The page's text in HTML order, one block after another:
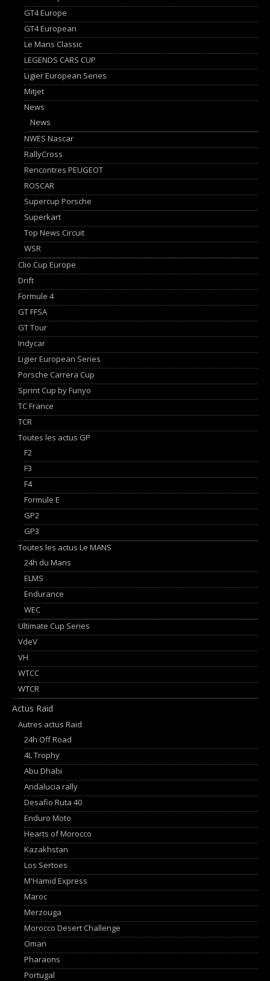
GT4 Europe
GT4 European
Le Mans Classic
LEGENDS CARS CUP
Ligier European Series
Mitjet
News
News
NWES Nascar
RallyCross
Rencontres PEUGEOT
ROSCAR
Supercup Porsche
Superkart
Top News Circuit
WSR
Clio Cup Europe
Drift
Formule 4
GT FFSA
GT Tour
Indycar
Ligier European Series
Porsche Carrera Cup
Sprint Cup by Funyo
TC France
TCR
Toutes les actus GP
F2
F3
F4
Formule E
GP2
GP3
Toutes les actus Le MANS
24h du Mans
ELMS
Endurance
WEC
Ultimate Cup Series
VdeV
VH
WTCC
WTCR
Actus Raid
Autres actus Raid
24h Off Road
4L Trophy
Abu Dhabi
Andalucia rally
Desafio Ruta 40
Enduro Moto
Hearts of Morocco
Kazakhstan
Los Sertoes
M'Hamid Express
Maroc
Merzouga
Morocco Desert Challenge
Oman
Pharaons
Portugal